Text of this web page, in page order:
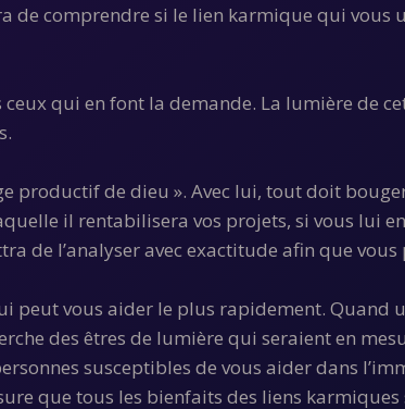
de comprendre si le lien karmique qui vous
qui en font la demande. La lumière de
productif de dieu ». Avec lui, tout doit
il rentabilisera vos projets, si vous lui
de l’analyser avec exactitude afin que
peut vous aider le plus rapidement. Quand
des êtres de lumière qui seraient en
susceptibles de vous aider dans
que tous les bienfaits des liens